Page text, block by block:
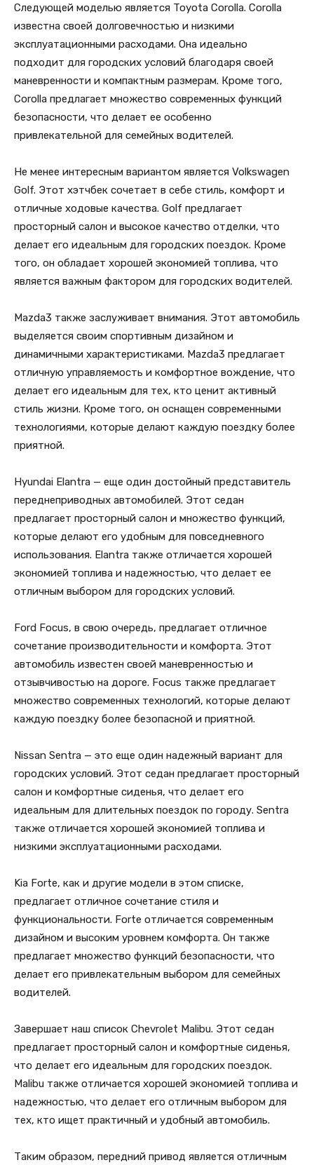
Следующей моделью является Toyota Corolla. Corolla
известна своей долговечностью и низкими
эксплуатационными расходами. Она идеально
подходит для городских условий благодаря своей
маневренности и компактным размерам. Кроме того,
Corolla предлагает множество современных функций
безопасности, что делает ее особенно
привлекательной для семейных водителей.
Не менее интересным вариантом является Volkswagen
Golf. Этот хэтчбек сочетает в себе стиль, комфорт и
отличные ходовые качества. Golf предлагает
просторный салон и высокое качество отделки, что
делает его идеальным для городских поездок. Кроме
того, он обладает хорошей экономией топлива, что
является важным фактором для городских водителей.
Mazda3 также заслуживает внимания. Этот автомобиль
выделяется своим спортивным дизайном и
динамичными характеристиками. Mazda3 предлагает
отличную управляемость и комфортное вождение, что
делает его идеальным для тех, кто ценит активный
стиль жизни. Кроме того, он оснащен современными
технологиями, которые делают каждую поездку более
приятной.
Hyundai Elantra — еще один достойный представитель
переднеприводных автомобилей. Этот седан
предлагает просторный салон и множество функций,
которые делают его удобным для повседневного
использования. Elantra также отличается хорошей
экономией топлива и надежностью, что делает ее
отличным выбором для городских условий.
Ford Focus, в свою очередь, предлагает отличное
сочетание производительности и комфорта. Этот
автомобиль известен своей маневренностью и
отзывчивостью на дороге. Focus также предлагает
множество современных технологий, которые делают
каждую поездку более безопасной и приятной.
Nissan Sentra — это еще один надежный вариант для
городских условий. Этот седан предлагает просторный
салон и комфортные сиденья, что делает его
идеальным для длительных поездок по городу. Sentra
также отличается хорошей экономией топлива и
низкими эксплуатационными расходами.
Kia Forte, как и другие модели в этом списке,
предлагает отличное сочетание стиля и
функциональности. Forte отличается современным
дизайном и высоким уровнем комфорта. Он также
предлагает множество функций безопасности, что
делает его привлекательным выбором для семейных
водителей.
Завершает наш список Chevrolet Malibu. Этот седан
предлагает просторный салон и комфортные сиденья,
что делает его идеальным для городских поездок.
Malibu также отличается хорошей экономией топлива и
надежностью, что делает его отличным выбором для
тех, кто ищет практичный и удобный автомобиль.
Таким образом, передний привод является отличным